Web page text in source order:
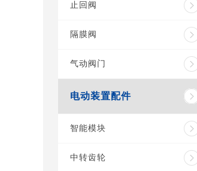
止回阀
隔膜阀
气动阀门
电动装置配件
智能模块
中转齿轮